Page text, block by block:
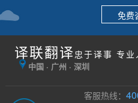
免费
译联翻译 忠于译事 专业
中国 · 广州 · 深圳
客服热线：